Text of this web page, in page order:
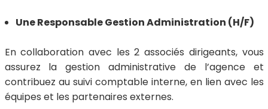
Une Responsable Gestion Administration (H/F)
En collaboration avec les 2 associés dirigeants, vous
assurez la gestion administrative de l’agence et
contribuez au suivi comptable interne, en lien avec les
équipes et les partenaires externes.